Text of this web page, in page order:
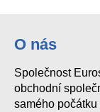
O nás
Společnost
obchodní
samého